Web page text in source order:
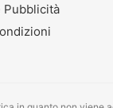
Pubblicità